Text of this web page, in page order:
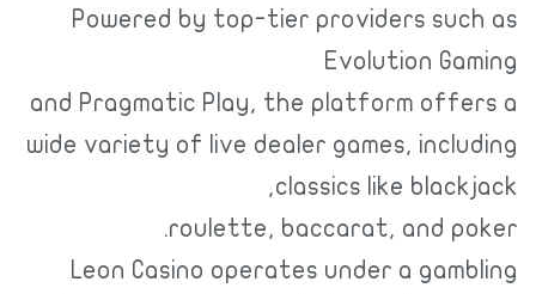
Powered by top-tier providers
Evolution
and Pragmatic Play, the platform
wide variety of live dealer games,
classics like
roulette, baccarat, and
Leon Casino operates under a